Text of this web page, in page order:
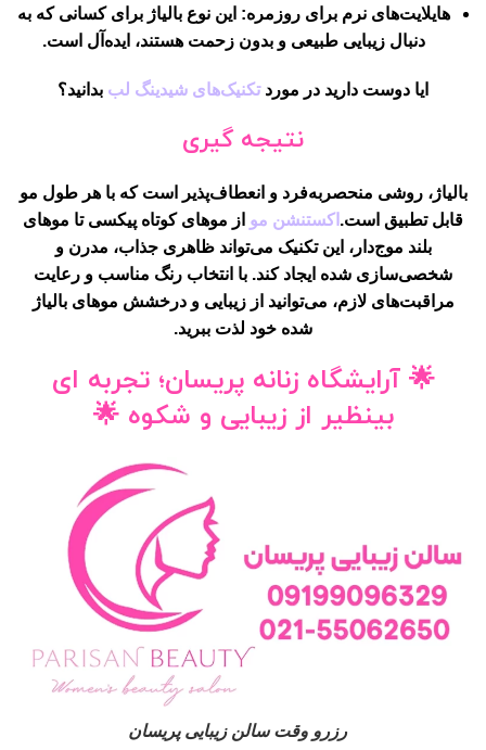
هایلایت‌های نرم برای روزمره: این نوع بالیاژ برای کسانی که به
دنبال زیبایی طبیعی و بدون زحمت هستند، ایده‌آل است.
ایا دوست دارید در موردتکنیک‌های شیدینگ لب بدانید؟
نتیجه گیری
بالیاژ، روشی منحصربه‌فرد و انعطاف‌پذیر است که با هر طول مو
قابل تطبیق است. اکستنشن مو از موهای کوتاه پیکسی تا موهای
بلند موج‌دار، این تکنیک می‌تواند ظاهری جذاب، مدرن و
شخصی‌سازی شده ایجاد کند. با انتخاب رنگ مناسب و رعایت
مراقبت‌های لازم، می‌توانید از زیبایی و درخشش موهای بالیاژ
شده خود لذت ببرید.
🌟آرایشگاه زنانه پریسان؛ تجربه ای
بینظیر از زیبایی و شکوه 🌟
رزرو وقت سالن زیبایی پریسان